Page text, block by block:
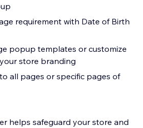
requirement with Date of Birth
popup templates or customize
store branding
all pages or specific pages of
helps safeguard your store and